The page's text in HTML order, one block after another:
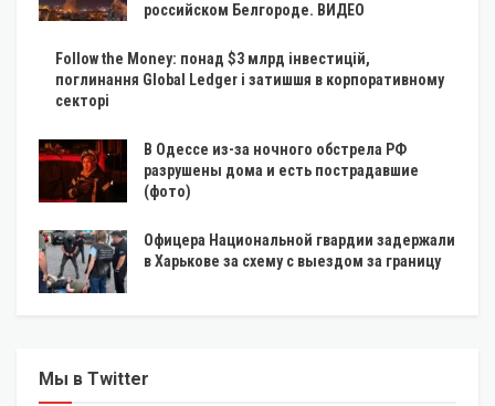
российском Белгороде. ВИДЕО
Follow the Money: понад $3 млрд інвестицій,
поглинання Global Ledger і затишшя в корпоративному
секторі
В Одессе из-за ночного обстрела РФ
разрушены дома и есть пострадавшие
(фото)
Офицера Национальной гвардии задержали
в Харькове за схему с выездом за границу
Мы в Twitter